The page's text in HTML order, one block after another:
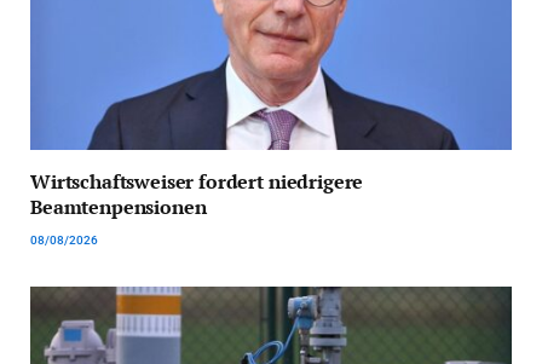
Wirtschaftsweiser fordert niedrigere
Beamtenpensionen
08/08/2026